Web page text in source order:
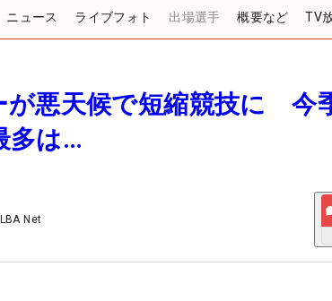
ニュース ライブフォト 出場選手 概要など TV
が悪天候で短縮競技に 今
多は…
Net